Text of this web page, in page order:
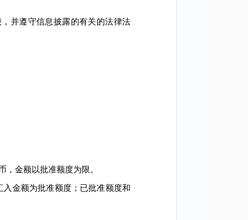
并遵守信息披露的有关的法律法
金额以批准额度为限。
金额为批准额度；已批准额度和